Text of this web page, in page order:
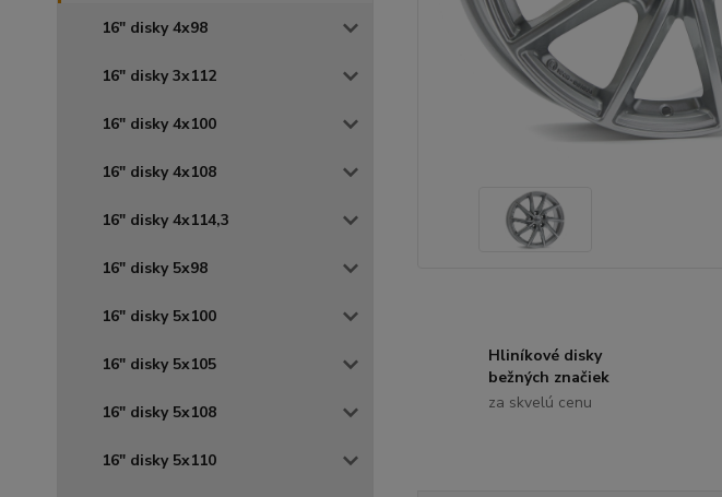
16" disky 4x98
16" disky 3x112
16" disky 4x100
16" disky 4x108
16" disky 4x114,3
16" disky 5x98
16" disky 5x100
16" disky 5x105
16" disky 5x108
16" disky 5x110
Hliníkové disky
bežných značiek
za skvelú cenu